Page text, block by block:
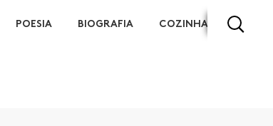
POESIA BIOGRAFIA COZINHA ARTES